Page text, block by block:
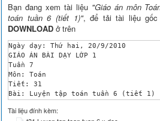
Bạn đang xem tài liệu "Giáo án môn
toán tuần 6 (tiết 1)", để tải tài liệu
DOWNLOAD ở trên
Ngày dạy: Thứ hai, 20/9/2010
GIÁO ÁN BÀI DẠY LỚP 1
Tuần 7
Môn: Toán
Tiết: 31
Bài: Luyện tập toán tuần 6 (tiết 1)
I – MỤC TIÊU:
- Củng cố các số trong phạm vi 10;
Tài liệu đính kèm: